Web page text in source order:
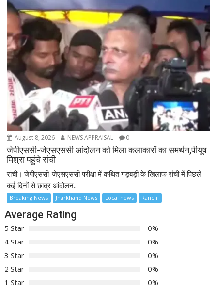
August 8, 2026 NEWS APPRAISAL 0
जेपीएससी-जेएसएससी आंदोलन को मिला कलाकारों का समर्थन,पीयूष
मिश्रा पहुंचे रांची
रांची। जेपीएससी-जेएसएससी परीक्षा में कथित गड़बड़ी के खिलाफ रांची में पिछले
कई दिनों से छात्र आंदोलन...
Breaking News Jharkhand News Local news Ranchi
Average Rating
5 Star
0%
4 Star
0%
3 Star
0%
2 Star
0%
1 Star
0%